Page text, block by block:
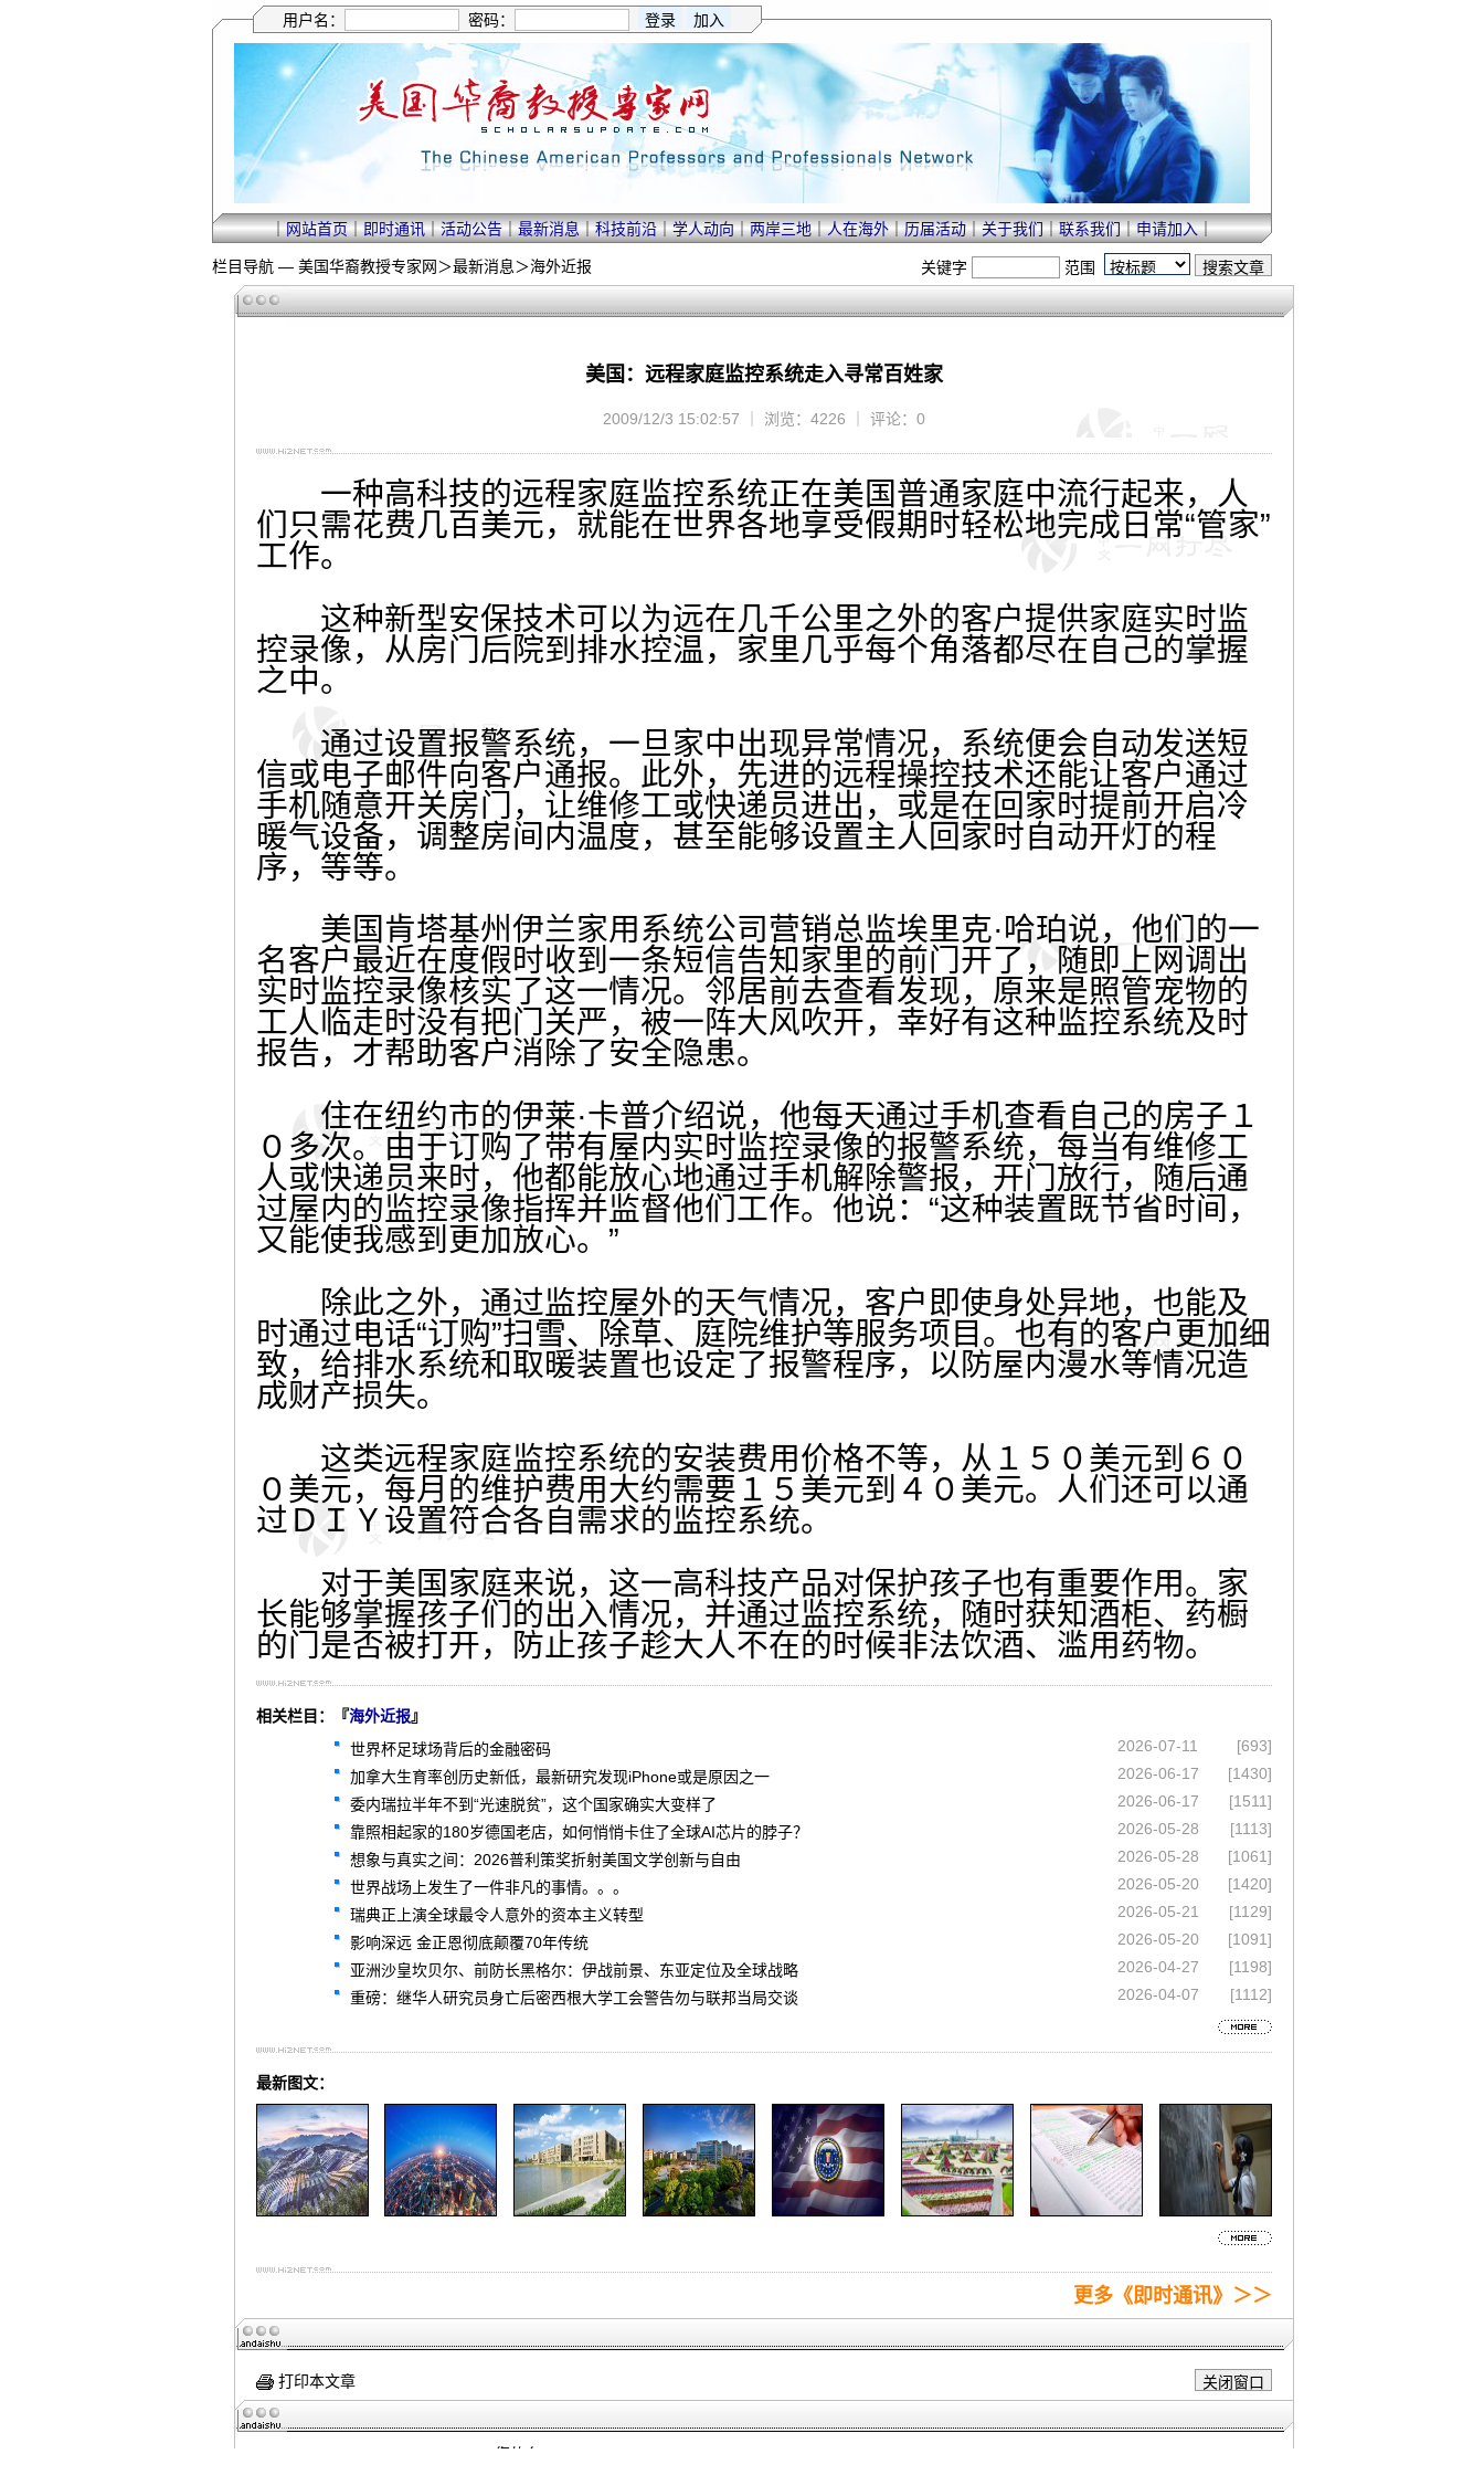
用户名： 密码：
｜网站首页｜即时通讯｜活动公告｜最新消息｜科技前沿｜学人动向｜两岸三地｜人在海外｜历届活动｜关于我们｜联系我们｜申请加入｜
栏目导航 — 美国华裔教授专家网＞最新消息＞海外近报 关键字 范围
美国：远程家庭监控系统走入寻常百姓家
2009/12/3 15:02:57 ｜ 浏览：4226 ｜ 评论：0
一种高科技的远程家庭监控系统正在美国普通家庭中流行起来，人
们只需花费几百美元，就能在世界各地享受假期时轻松地完成日常“管家”
工作。
这种新型安保技术可以为远在几千公里之外的客户提供家庭实时监
控录像，从房门后院到排水控温，家里几乎每个角落都尽在自己的掌握
之中。
通过设置报警系统，一旦家中出现异常情况，系统便会自动发送短
信或电子邮件向客户通报。此外，先进的远程操控技术还能让客户通过
手机随意开关房门，让维修工或快递员进出，或是在回家时提前开启冷
暖气设备，调整房间内温度，甚至能够设置主人回家时自动开灯的程
序，等等。
美国肯塔基州伊兰家用系统公司营销总监埃里克·哈珀说，他们的一
名客户最近在度假时收到一条短信告知家里的前门开了，随即上网调出
实时监控录像核实了这一情况。邻居前去查看发现，原来是照管宠物的
工人临走时没有把门关严，被一阵大风吹开，幸好有这种监控系统及时
报告，才帮助客户消除了安全隐患。
住在纽约市的伊莱·卡普介绍说，他每天通过手机查看自己的房子１
０多次。由于订购了带有屋内实时监控录像的报警系统，每当有维修工
人或快递员来时，他都能放心地通过手机解除警报，开门放行，随后通
过屋内的监控录像指挥并监督他们工作。他说：“这种装置既节省时间，
又能使我感到更加放心。”
除此之外，通过监控屋外的天气情况，客户即使身处异地，也能及
时通过电话“订购”扫雪、除草、庭院维护等服务项目。也有的客户更加细
致，给排水系统和取暖装置也设定了报警程序，以防屋内漫水等情况造
成财产损失。
这类远程家庭监控系统的安装费用价格不等，从１５０美元到６０
０美元，每月的维护费用大约需要１５美元到４０美元。人们还可以通
过ＤＩＹ设置符合各自需求的监控系统。
对于美国家庭来说，这一高科技产品对保护孩子也有重要作用。家
长能够掌握孩子们的出入情况，并通过监控系统，随时获知酒柜、药橱
的门是否被打开，防止孩子趁大人不在的时候非法饮酒、滥用药物。
相关栏目：『海外近报』
世界杯足球场背后的金融密码
2026-07-11
[693]
加拿大生育率创历史新低，最新研究发现iPhone或是原因之一
2026-06-17
[1430]
委内瑞拉半年不到“光速脱贫”，这个国家确实大变样了
2026-06-17
[1511]
靠照相起家的180岁德国老店，如何悄悄卡住了全球AI芯片的脖子？
2026-05-28
[1113]
想象与真实之间：2026普利策奖折射美国文学创新与自由
2026-05-28
[1061]
世界战场上发生了一件非凡的事情。。。
2026-05-20
[1420]
瑞典正上演全球最令人意外的资本主义转型
2026-05-21
[1129]
影响深远 金正恩彻底颠覆70年传统
2026-05-20
[1091]
亚洲沙皇坎贝尔、前防长黑格尔：伊战前景、东亚定位及全球战略
2026-04-27
[1198]
重磅：继华人研究员身亡后密西根大学工会警告勿与联邦当局交谈
2026-04-07 [1112]
最新图文：
更多《即时通讯》＞＞
打印本文章
您的名